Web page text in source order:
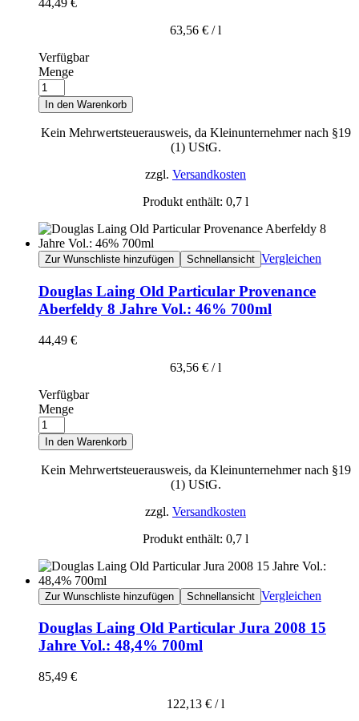
44,49 €
63,56 € /l
Verfügbar
Menge
In den Warenkorb
Kein Mehrwertsteuerausweis, da Kleinunternehmer nach §19
(1) UStG.
zzgl. Versandkosten
Produkt enthält: 0,7 l
Zur Wunschliste hinzufügen Schnellansicht Vergleichen
Douglas Laing Old Particular Provenance
Aberfeldy 8 Jahre Vol.: 46% 700ml
44,49 €
63,56 € /l
Verfügbar
Menge
In den Warenkorb
Kein Mehrwertsteuerausweis, da Kleinunternehmer nach §19
(1) UStG.
zzgl. Versandkosten
Produkt enthält: 0,7 l
Zur Wunschliste hinzufügen Schnellansicht Vergleichen
Douglas Laing Old Particular Jura 2008 15
Jahre Vol.: 48,4% 700ml
85,49 €
122,13 € /l